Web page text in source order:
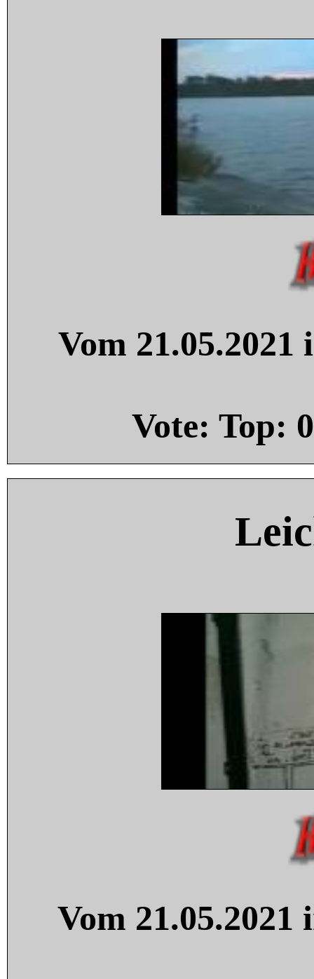
Vom 21.05.2021
Vote: Top: 0
Vom